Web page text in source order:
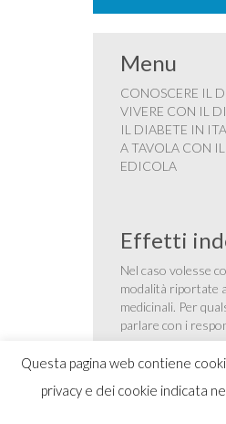
Questa pagina web contiene
privacy e dei cookie indicata
Menu
CONOSCERE IL
VIVERE CON IL
IL DIABETE IN
A TAVOLA CON
EDICOLA
Effetti
Nel caso volesse
modalità riportate
medicinali. Per
parlare con i